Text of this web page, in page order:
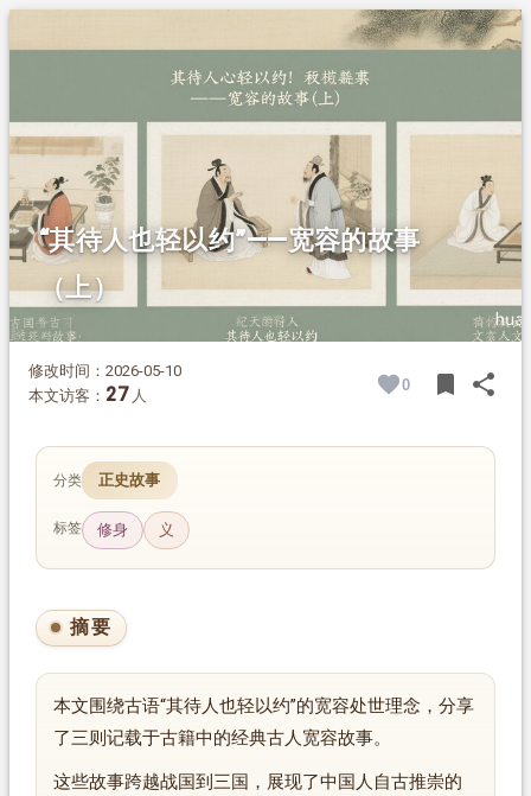
2.正文
宋就以德报怨
2.3.宰相肚里能撑船
“其待人也轻以约”——宽容的故事
（上）
修改时间：2026-05-10
本文访客： 27 人
0 bookmark share
分类 正史故事
标签 修身 义
摘要
本文围绕古语“其待人也轻以约”的宽容处世理念，分享
了三则记载于古籍中的经典古人宽容故事。
这些故事跨越战国到三国，展现了中国人自古推崇的